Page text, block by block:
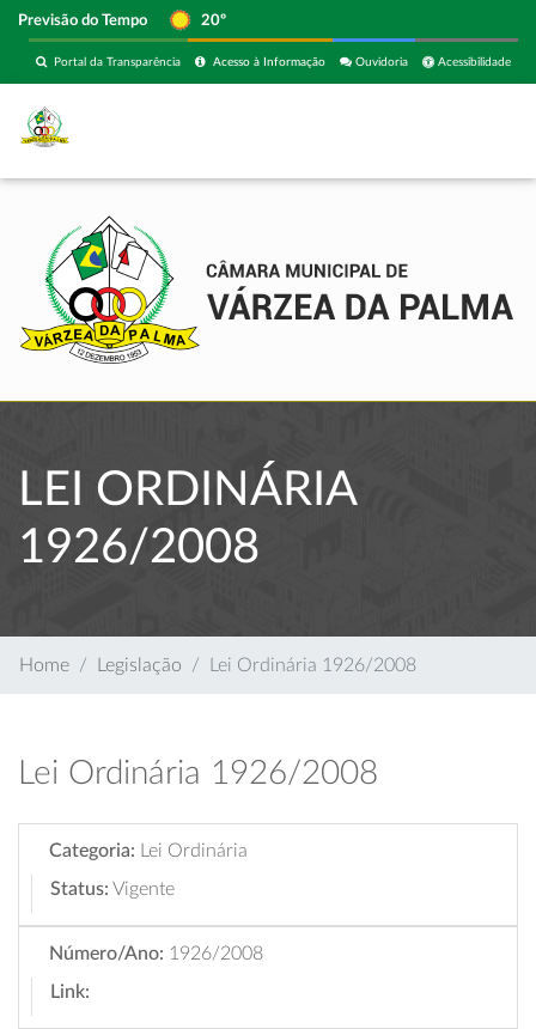
Previsão do Tempo 20º
Acessibilidade
Ouvidoria
Acesso à Informação
Portal da Transparência
LEI ORDINÁRIA
1926/2008
Home Legislação Lei Ordinária 1926/2008
Lei Ordinária 1926/2008
Categoria:
Lei Ordinária
Status: Vigente
Número/Ano: 1926/2008
Link: